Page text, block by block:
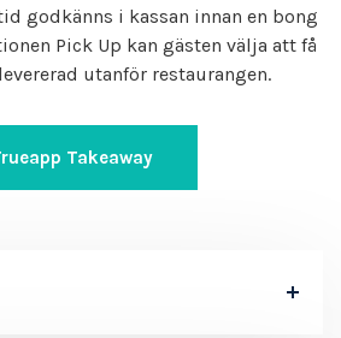
godkänns i kassan innan en bong
Pick Up kan gästen välja att få
utanför restaurangen.
Takeaway